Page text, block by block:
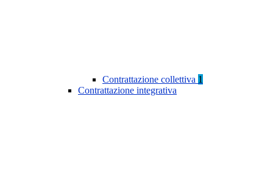
Contrattazione collettiva 1
Contrattazione integrativa